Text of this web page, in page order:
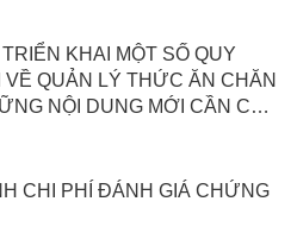
KHAI MỘT SỐ QUY
QUẢN LÝ THỨC ĂN CHĂN
NỘI DUNG MỚI CẦN CHÚ
CHI PHÍ ĐÁNH GIÁ CHỨNG